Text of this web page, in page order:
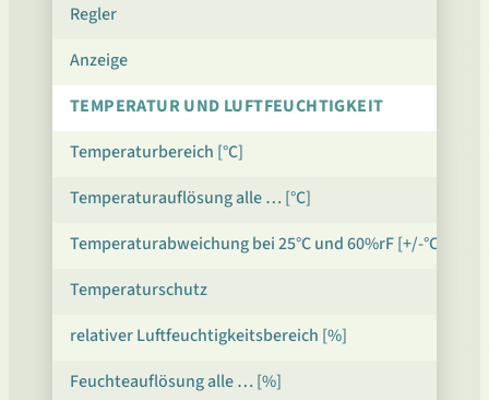
Regler
Anzeige
TEMPERATUR UND LUFTFEUCHTIGKEIT
Temperaturbereich [°C]
Temperaturauflösung alle … [°C]
Temperaturabweichung bei 25°C und 60%rF [+/-°C]*
Temperaturschutz
relativer Luftfeuchtigkeitsbereich [%]
Feuchteauflösung alle … [%]